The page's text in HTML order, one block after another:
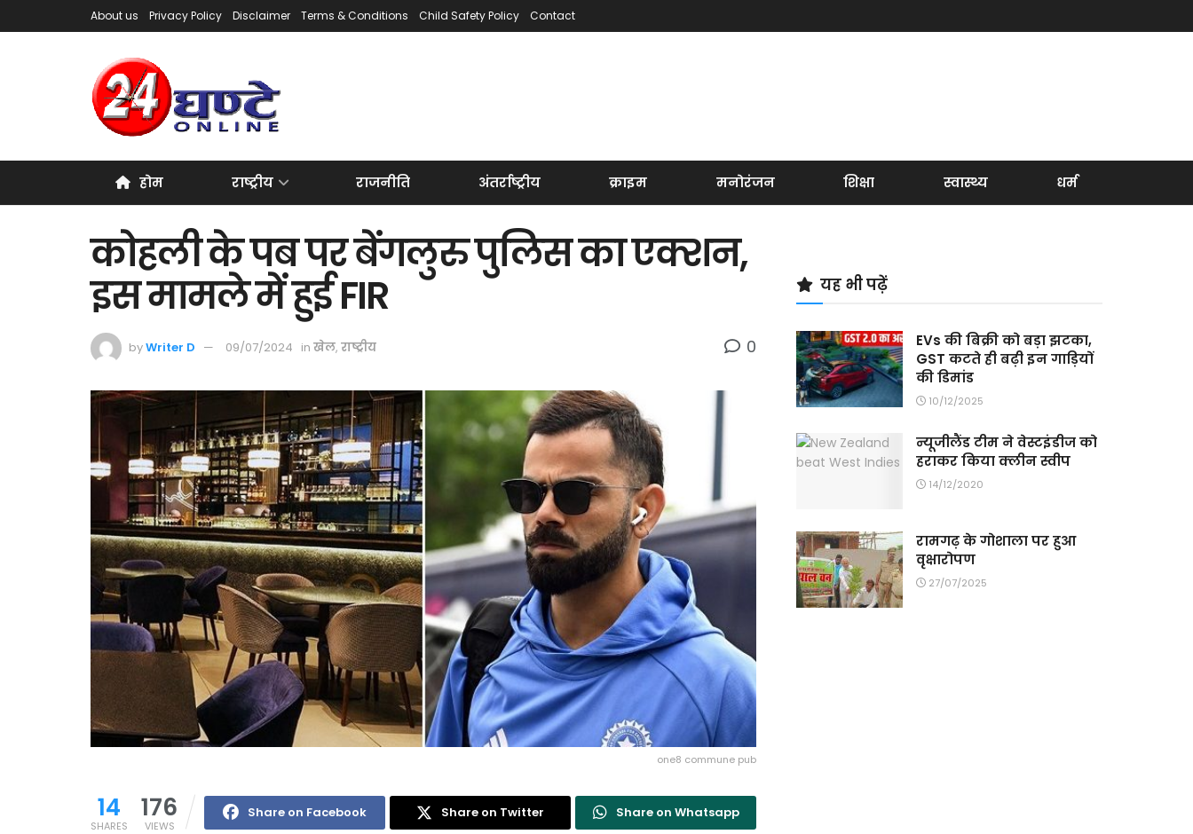
About us Privacy Policy Disclaimer Terms & Conditions Child Safety Policy Contact
होम राष्ट्रीय राजनीति अंतर्राष्ट्रीय क्राइम मनोरंजन शिक्षा स्वास्थ्य धर्म
कोहली के पब पर बेंगलुरु पुलिस का एक्शन,
इस मामले में हुई FIR
byWriter D 09/07/2024 in खेल, राष्ट्रीय 0
one8 commune pub
14
SHARES
176
VIEWS
Share on Facebook Share on Twitter Share on Whatsapp
यह भी पढ़ें
EVs की बिक्री को बड़ा झटका,
GST कटते ही बढ़ी इन गाड़ियों
की डिमांड
10/12/2025
न्यूजीलैंड टीम ने वेस्टइंडीज को
हराकर किया क्लीन स्वीप
14/12/2020
रामगढ़ के गोशाला पर हुआ
वृक्षारोपण
27/07/2025